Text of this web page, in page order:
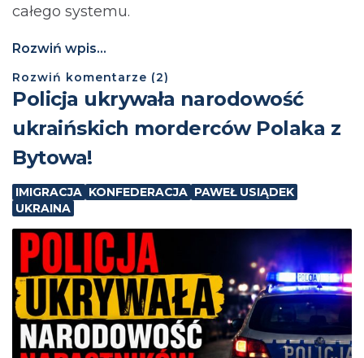
całego systemu.
Rozwiń wpis...
Rozwiń komentarze (2)
Policja ukrywała narodowość
ukraińskich morderców Polaka z
Bytowa!
IMIGRACJA KONFEDERACJA PAWEŁ USIĄDEK
UKRAINA